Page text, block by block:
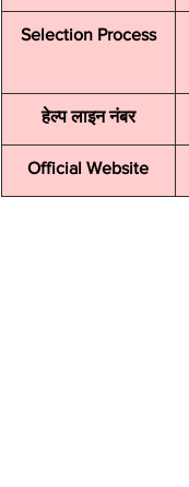
Selection Process
हेल्प लाइन नंबर
Official Website